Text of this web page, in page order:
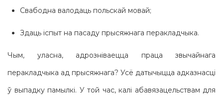
Свабодна валодаць польскай мовай;
Здаць іспыт на пасаду прысяжнага перакладчыка.
Чым, уласна, адрозніваецца праца звычайнага
перакладчыка ад прысяжнага? Усё датычыцца адказнасці
ў выпадку памылкі. У той час, калі абавязацельствам для